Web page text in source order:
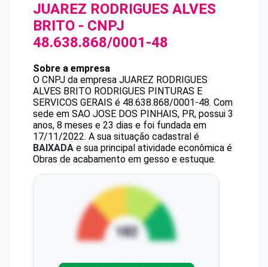
JUAREZ RODRIGUES ALVES
BRITO - CNPJ
48.638.868/0001-48
Sobre a empresa
O CNPJ da empresa JUAREZ RODRIGUES
ALVES BRITO RODRIGUES PINTURAS E
SERVICOS GERAIS é 48.638.868/0001-48. Com
sede em SAO JOSE DOS PINHAIS, PR, possui 3
anos, 8 meses e 23 dias e foi fundada em
17/11/2022. A sua situação cadastral é
BAIXADA e sua principal atividade econômica é
Obras de acabamento em gesso e estuque.